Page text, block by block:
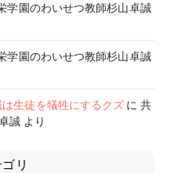
学園のわいせつ教師杉山卓誠
学園のわいせつ教師杉山卓誠
生徒を犠牲にするクズ に 共
誠 より
リ